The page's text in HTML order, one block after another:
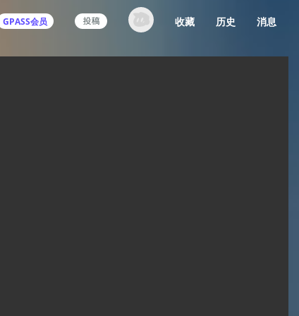
GPASS会员 收藏 历史 消息